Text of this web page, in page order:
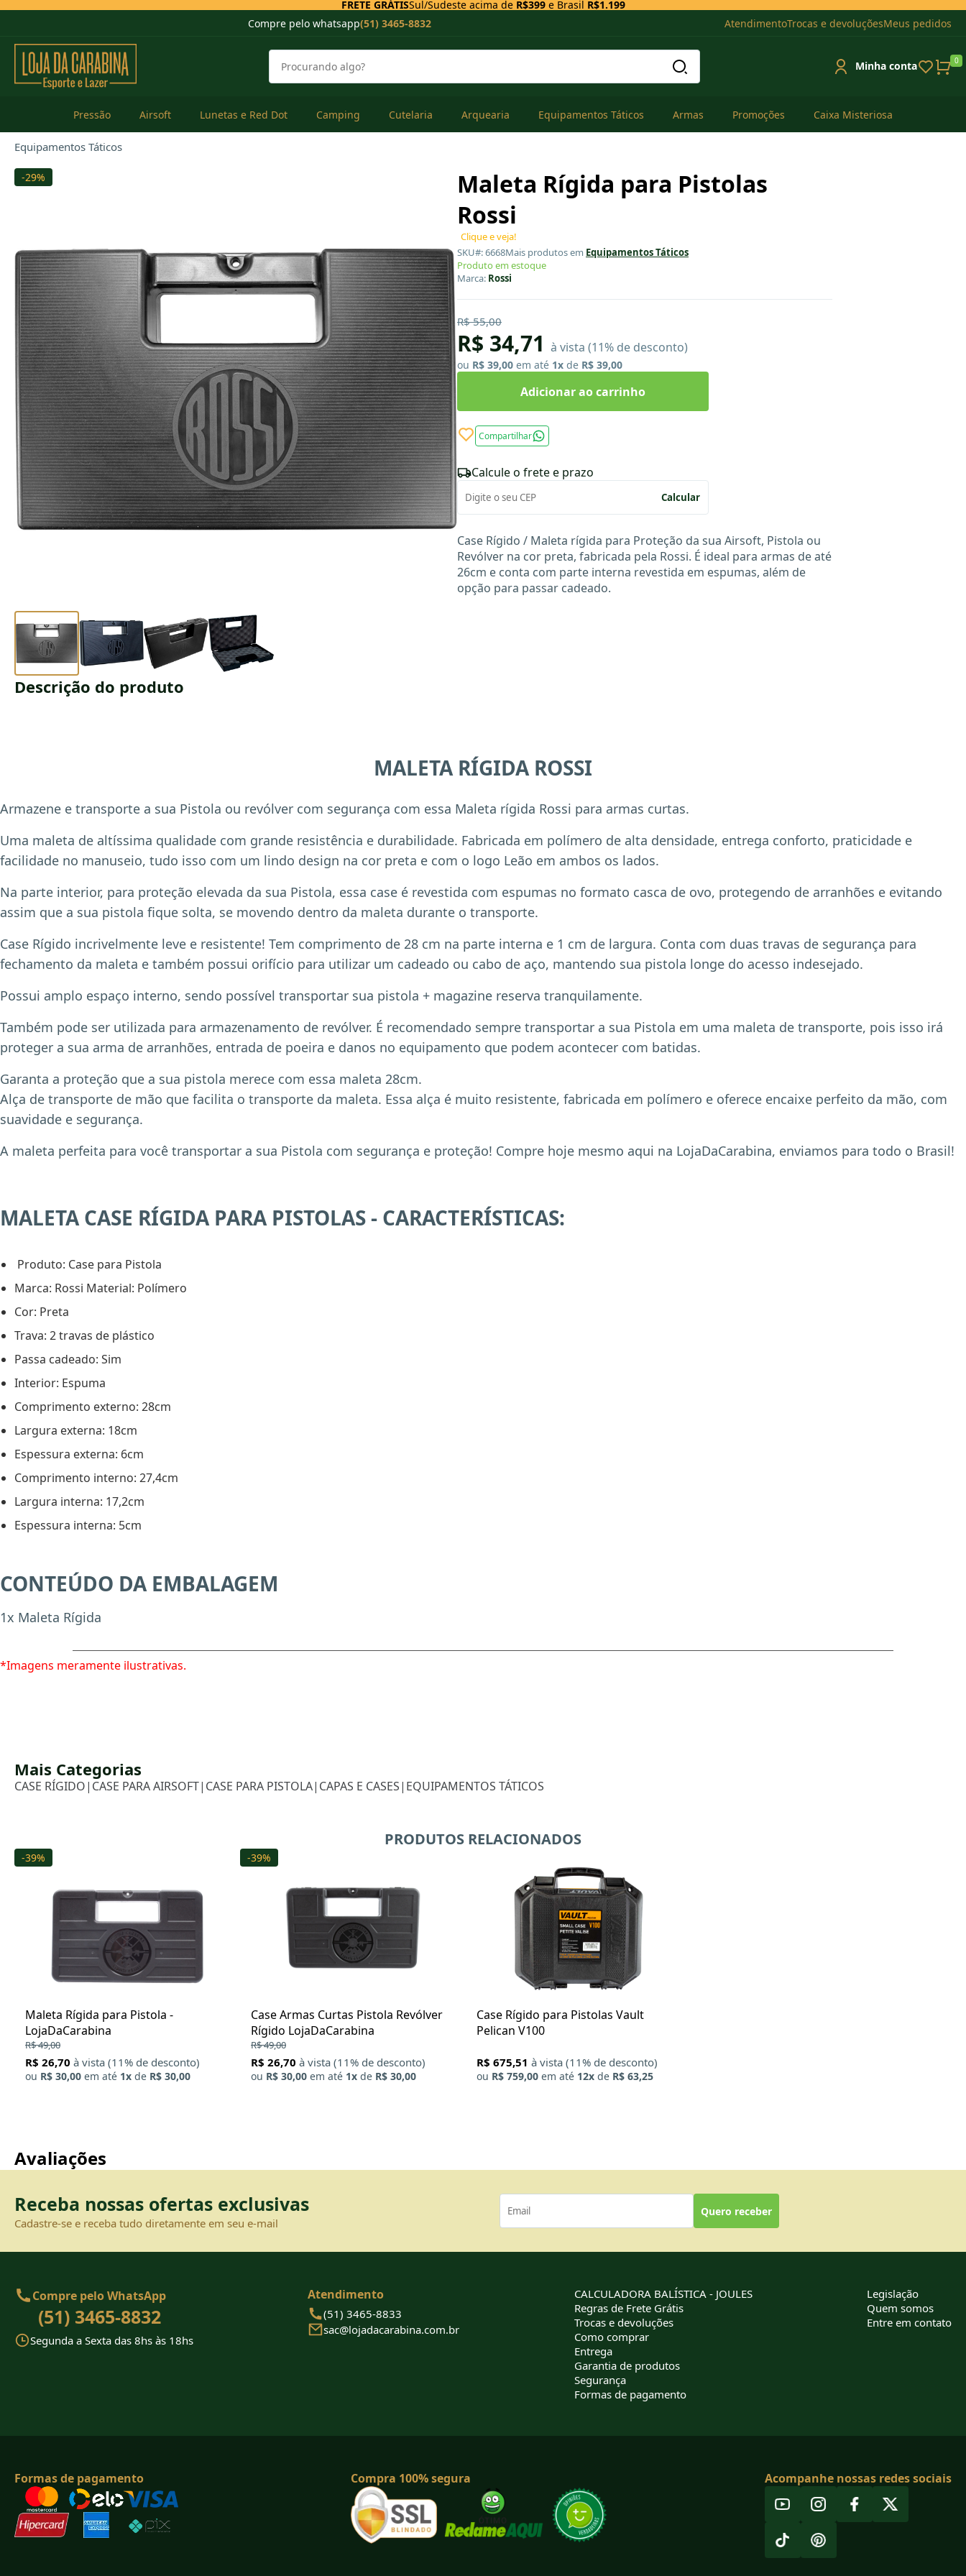
FRETE GRÁTISSul/Sudeste acima de R$399e Brasil R$1.199
Compre pelo whatsapp(51) 3465-8832 AtendimentoTrocas e devoluçõesMeus pedidos
Minha conta 0
Pressão Airsoft Lunetas e Red Dot Camping Cutelaria Arquearia Equipamentos Táticos Armas Promoções Caixa Misteriosa
Equipamentos Táticos
-29%
Maleta Rígida para Pistolas
Rossi
Clique e veja!
SKU#: 6668Mais produtos em Equipamentos Táticos
Produto em estoque
Marca: Rossi
R$ 55,00
R$ 34,71 à vista (11% de desconto)
ou R$ 39,00 em até 1x de R$ 39,00
Adicionar ao carrinho
Compartilhar
Calcule o frete e prazo
Calcular
Case Rígido / Maleta rígida para Proteção da sua Airsoft, Pistola ou
Revólver na cor preta, fabricada pela Rossi. É ideal para armas de até
26cm e conta com parte interna revestida em espumas, além de
opção para passar cadeado.
Descrição do produto
MALETA RÍGIDA ROSSI
Armazene e transporte a sua Pistola ou revólver com segurança com essa Maleta rígida Rossi para armas curtas.
Uma maleta de altíssima qualidade com grande resistência e durabilidade. Fabricada em polímero de alta densidade, entrega conforto, praticidade e
facilidade no manuseio, tudo isso com um lindo design na cor preta e com o logo Leão em ambos os lados.
Na parte interior, para proteção elevada da sua Pistola, essa case é revestida com espumas no formato casca de ovo, protegendo de arranhões e evitando
assim que a sua pistola fique solta, se movendo dentro da maleta durante o transporte.
Case Rígido incrivelmente leve e resistente! Tem comprimento de 28 cm na parte interna e 1 cm de largura. Conta com duas travas de segurança para
fechamento da maleta e também possui orifício para utilizar um cadeado ou cabo de aço, mantendo sua pistola longe do acesso indesejado.
Possui amplo espaço interno, sendo possível transportar sua pistola + magazine reserva tranquilamente.
Também pode ser utilizada para armazenamento de revólver. É recomendado sempre transportar a sua Pistola em uma maleta de transporte, pois isso irá
proteger a sua arma de arranhões, entrada de poeira e danos no equipamento que podem acontecer com batidas.
Garanta a proteção que a sua pistola merece com essa maleta 28cm.
Alça de transporte de mão que facilita o transporte da maleta. Essa alça é muito resistente, fabricada em polímero e oferece encaixe perfeito da mão, com
suavidade e segurança.
A maleta perfeita para você transportar a sua Pistola com segurança e proteção! Compre hoje mesmo aqui na LojaDaCarabina, enviamos para todo o Brasil!
MALETA CASE RÍGIDA PARA PISTOLAS - CARACTERÍSTICAS:
Produto: Case para Pistola
Marca: Rossi Material: Polímero
Cor: Preta
Trava: 2 travas de plástico
Passa cadeado: Sim
Interior: Espuma
Comprimento externo: 28cm
Largura externa: 18cm
Espessura externa: 6cm
Comprimento interno: 27,4cm
Largura interna: 17,2cm
Espessura interna: 5cm
CONTEÚDO DA EMBALAGEM
1x Maleta Rígida
*Imagens meramente ilustrativas.
Mais Categorias
CASE RÍGIDO| CASE PARA AIRSOFT| CASE PARA PISTOLA| CAPAS E CASES| EQUIPAMENTOS TÁTICOS
PRODUTOS RELACIONADOS
-39%
Maleta Rígida para Pistola -
LojaDaCarabina
R$ 49,00
R$ 26,70 à vista (11% de desconto)
ou R$ 30,00 em até 1x de R$ 30,00
-39%
Case Armas Curtas Pistola Revólver
Rígido LojaDaCarabina
R$ 49,00
R$ 26,70 à vista (11% de desconto)
ou R$ 30,00 em até 1x de R$ 30,00
Case Rígido para Pistolas Vault
Pelican V100
R$ 675,51 à vista (11% de desconto)
ou R$ 759,00 em até 12x de R$ 63,25
Avaliações
Receba nossas ofertas exclusivas
Cadastre-se e receba tudo diretamente em seu e-mail
Quero receber
Compre pelo WhatsApp
(51) 3465-8832
Segunda a Sexta das 8hs às 18hs
Atendimento
(51) 3465-8833
sac@lojadacarabina.com.br
CALCULADORA BALÍSTICA - JOULES
Regras de Frete Grátis
Trocas e devoluções
Como comprar
Entrega
Garantia de produtos
Segurança
Formas de pagamento
Legislação
Quem somos
Entre em contato
Formas de pagamento Compra 100% segura Acompanhe nossas redes sociais